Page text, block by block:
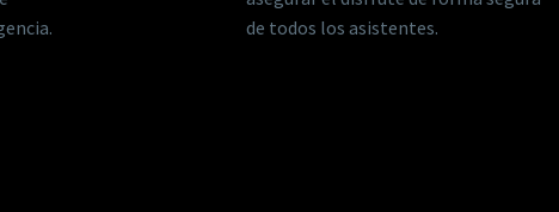
de todos los asistentes.